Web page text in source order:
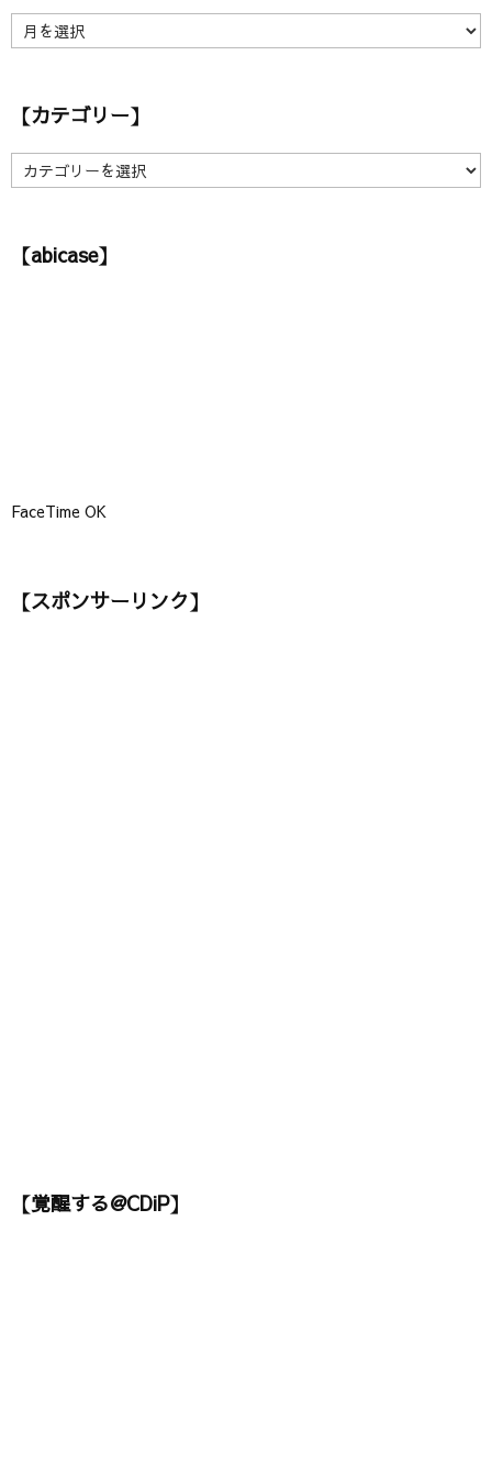
ア
イ
】
【カテゴリー】
【
カ
リ【abicase】
FaceTime OK
【スポンサーリンク】
【覚醒する@CDiP】